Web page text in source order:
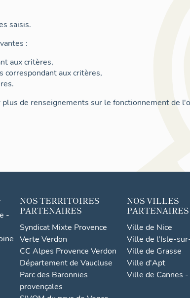
saisis.
:
aux critères,
correspondant aux critères,
plus de renseignements sur le fonctionnement de
-
NOS TERRITOIRES
PARTENAIRES
Syndicat Mixte Provence
Verte Verdon
CC Alpes Provence Verdon
Département de Vaucluse
Parc des Baronnies
provençales
NOS VILLES
PARTENAIRES
Ville de Nice
Ville de l'Isle-
Ville de Grasse
Ville d'Apt
Ville de Cannes